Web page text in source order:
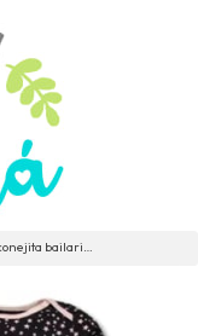
bailarina gris